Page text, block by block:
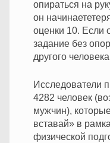
опираться на
он
оценки 10. Если
задание без
другого
Исследователи
4282 человек
мужчин),
вставай» в
физической